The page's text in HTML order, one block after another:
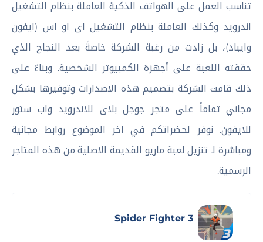
تناسب العمل على الهواتف الذكية العاملة بنظام التشغيل
اندرويد وكذلك العاملة بنظام التشغيل اى او اس (ايفون
وايباد)، بل زادت من رغبة الشركة خاصةً بعد النجاح الذي
حققته اللعبة على أجهزة الكمبيوتر الشخصية. وبناءً على
ذلك قامت الشركة بتصميم هذه الاصدارات وتوفيرها بشكل
مجاني تماماً على متجر جوجل بلاى للاندرويد واب ستور
للايفون. نوفر لحضراتكم في اخر الموضوع روابط مجانية
ومباشرة لـ تنزيل لعبة ماريو القديمة الاصلية من هذه المتاجر
الرسمية.
Spider Fighter 3